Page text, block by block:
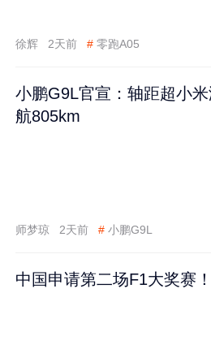
徐辉 2天前 # 零跑A05
小鹏G9L官宣：轴距超小
航805km
师梦琼 2天前 # 小鹏G9L
中国申请第二场F1大奖赛